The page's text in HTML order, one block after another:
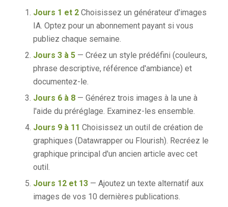
Jours 1 et 2Choisissez un générateur d'images
IA. Optez pour un abonnement payant si vous
publiez chaque semaine.
Jours 3 à 5— Créez un style prédéfini (couleurs,
phrase descriptive, référence d'ambiance) et
documentez-le.
Jours 6 à 8— Générez trois images à la une à
l'aide du préréglage. Examinez-les ensemble.
Jours 9 à 11 Choisissez un outil de création de
graphiques (Datawrapper ou Flourish). Recréez le
graphique principal d'un ancien article avec cet
outil.
Jours 12 et 13— Ajoutez un texte alternatif aux
images de vos 10 dernières publications.